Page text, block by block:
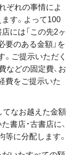
ぞれの事情によ
す。よって100
には「この先2ヶ
のある金額」を
ご提示いただく
などの固定費、お
費をご提示いた
なお越えた金額
書店・古書店に、
に分配します。